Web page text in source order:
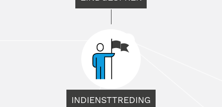
INDIENSTTREDING